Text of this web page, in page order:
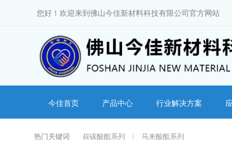
您好！欢迎来到佛山今佳新材料科技有限公司官方网站
今佳首页 产品中心 行业解决方案
热门关键词 叔碳酸酯系列 马来酸酯系列